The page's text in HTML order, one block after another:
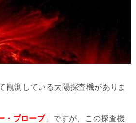
観測している太陽探査機がありま
・プローブ」ですが、この探査機